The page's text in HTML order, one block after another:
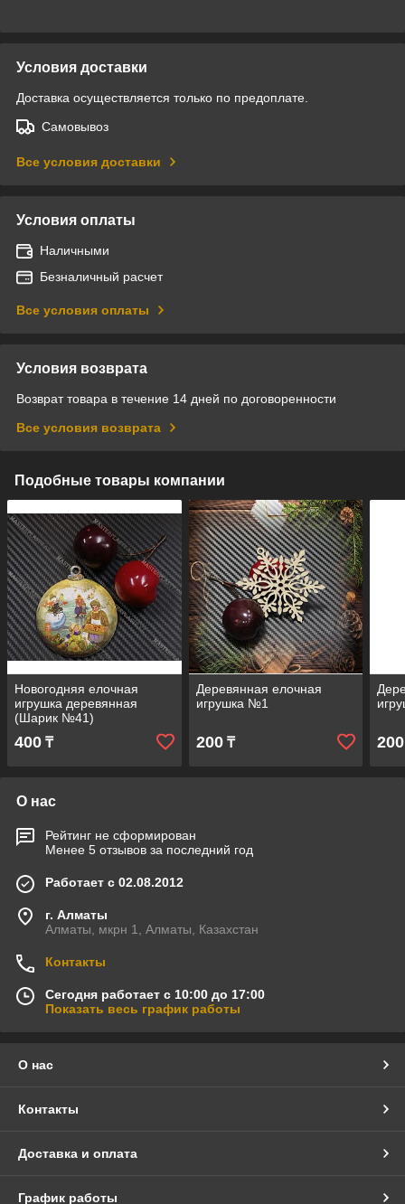
Условия доставки
Доставка осуществляется только по предоплате.
Самовывоз
Все условия доставки
Условия оплаты
Наличными
Безналичный расчет
Все условия оплаты
Условия возврата
Возврат товара в течение 14 дней по договоренности
Все условия возврата
Подобные товары компании
Новогодняя елочная
игрушка деревянная
(Шарик №41)
400 ₸
Деревянная елочная
игрушка №1
200₸ 200
О нас
Рейтинг не сформирован
Менее 5 отзывов за последний год
Работает с 02.08.2012
г. Алматы
Алматы, мкрн 1, Алматы, Казахстан
Контакты
Сегодня работает с 10:00 до 17:00
Показать весь график работы
О нас
Контакты
Доставка и оплата
График работы